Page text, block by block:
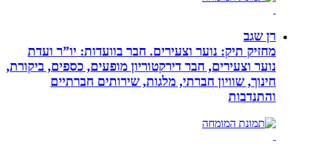
רן שגב
מחזיק תיק: נוער וצעירים. חבר בוועדות: יו”ר ועדת
נוער וצעירים, חבר דירקטוריון מופעים, כספים, ביקורת,
חינוך, שוויון חברתי, מלגות, שירותים חברתיים
והתנדבות